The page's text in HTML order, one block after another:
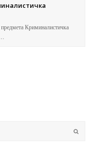
Криминалистичка